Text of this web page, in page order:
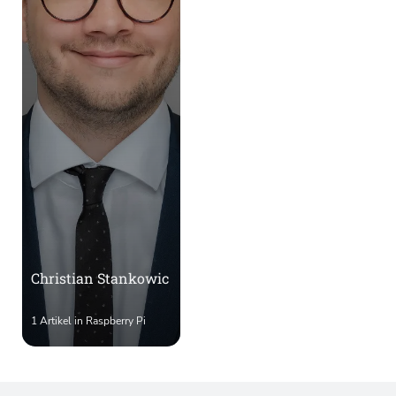
Christian Stankowic
1 Artikel in Raspberry Pi